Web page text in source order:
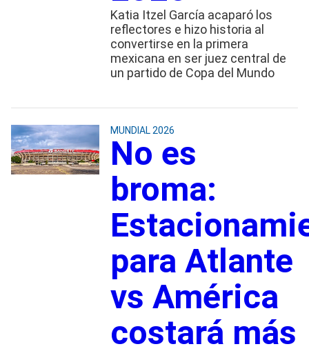
Katia Itzel García acaparó los
reflectores e hizo historia al
convertirse en la primera
mexicana en ser juez central de
un partido de Copa del Mundo
MUNDIAL 2026
No es
broma:
para Atlante
vs América
costará más